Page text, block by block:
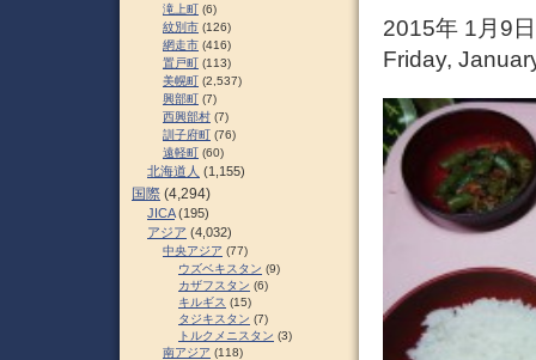
2015年 1月9
Friday,
滝上町 (6)
紋別市 (126)
網走市 (416)
置戸町 (113)
美幌町 (2,537)
興部町 (7)
西興部村 (7)
訓子府町 (76)
遠軽町 (60)
北海道人 (1,155)
国際 (4,294)
JICA(195)
アジア (4,032)
中央アジア (77)
ウズベキスタン (9)
カザフスタン (6)
キルギス (15)
タジキスタン (7)
トルクメニスタン (3)
南アジア (118)